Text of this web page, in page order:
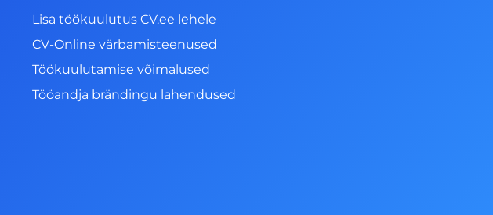
Lisa töökuulutus CV.ee lehele
CV-Online värbamisteenused
Töökuulutamise võimalused
Tööandja brändingu lahendused